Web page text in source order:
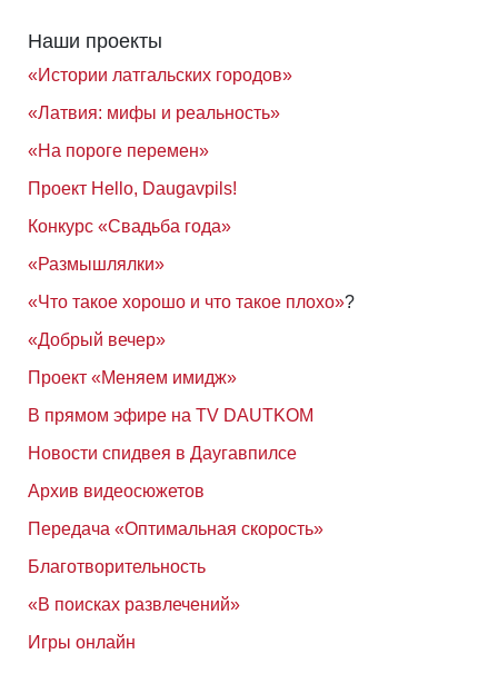
Наши проекты
«Истории латгальских городов»
«Латвия: мифы и реальность»
«На пороге перемен»
Проект Hello, Daugavpils!
Конкурс «Свадьба года»
«Размышлялки»
«Что такое хорошо и что такое плохо»?
«Добрый вечер»
Проект «Меняем имидж»
В прямом эфире на TV DAUTKOM
Новости спидвея в Даугавпилсе
Архив видеосюжетов
Передача «Оптимальная скорость»
Благотворительность
«В поисках развлечений»
Игры онлайн